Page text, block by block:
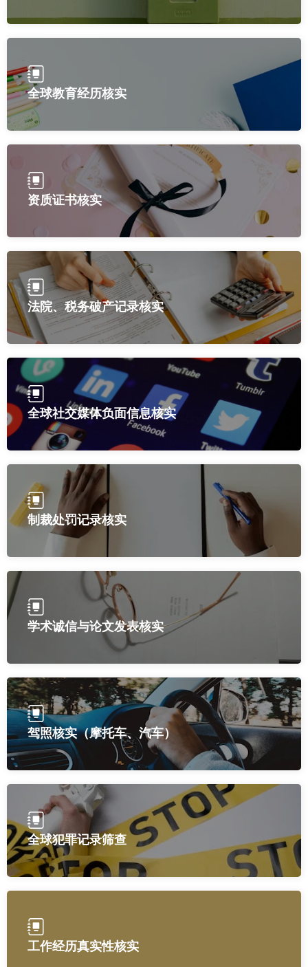
全球教育经历核实
资质证书核实
法院、税务破产记录核实
全球社交媒体负面信息核实
制裁处罚记录核实
学术诚信与论文发表核实
驾照核实（摩托车、汽车）
全球犯罪记录筛查
工作经历真实性核实